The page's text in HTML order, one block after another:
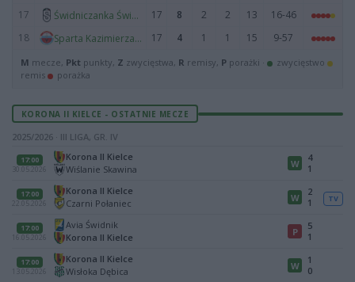
17
Świdniczanka Świdnik 17 8 2 2 13
16-46
18
Sparta Kazimierza Wielka 17 4 1 1 15 9-57
M mecze, Pkt punkty, Z zwycięstwa, R remisy, P porażki ·
zwycięstwo
remis
porażka
KORONA II KIELCE - OSTATNIE MECZE
2025/2026 · III LIGA, GR. IV
17:00
30.05.2026
Korona II Kielce
Wiślanie Skawina
W
4
1
17:00
22.05.2026
Korona II Kielce
Czarni Połaniec
W
2
1
TV
17:00
16.05.2026
Avia Świdnik
Korona II Kielce
P
5
1
17:00
13.05.2026
Korona II Kielce
Wisłoka Dębica
W
1
0